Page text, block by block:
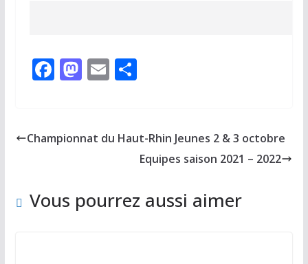
F
b
k
M
d
E
l
P
g
er
Championnat du Haut-Rhin Jeunes 2 & 3 octobre
Equipes saison 2021 – 2022
Vous pourrez aussi aimer